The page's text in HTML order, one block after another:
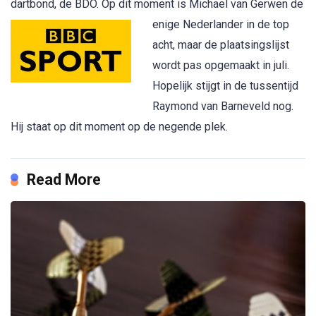
dartbond, de BDO. Op dit moment is Michael van Gerwen de
enige Nederlander in de top
acht, maar de plaatsingslijst
wordt pas opgemaakt in juli.
Hopelijk stijgt in de tussentijd
Raymond van Barneveld nog.
Hij staat op dit moment op de negende plek.
Read More